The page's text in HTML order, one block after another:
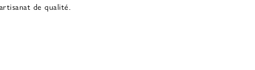
de qualité.